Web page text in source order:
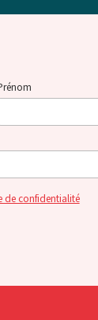
de confidentialité